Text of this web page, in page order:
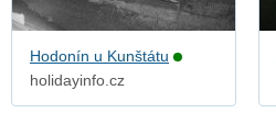
Hodonín u Kunštátu
holidayinfo.cz